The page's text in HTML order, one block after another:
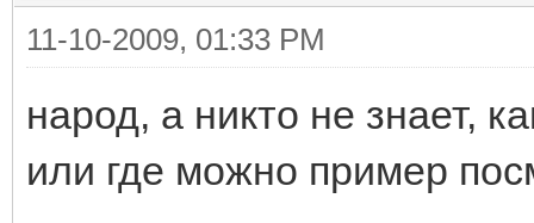
11-10-2009, 01:33 PM
народ, а никто не знает,
или где можно пример